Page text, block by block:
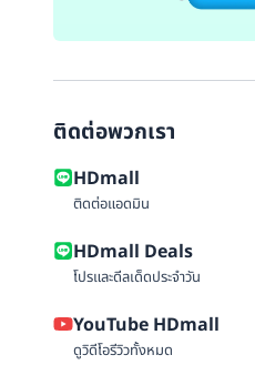
ติดต่อพวกเรา
HDmall
ติดต่อแอดมิน
HDmall Deals
โปรและดีลเด็ดประจำวัน
YouTube HDmall
ดูวิดีโอรีวิวทั้งหมด